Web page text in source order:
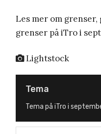
Les mer om
grenser på iTro i
Lightstock
Tema
Tema på iTro i